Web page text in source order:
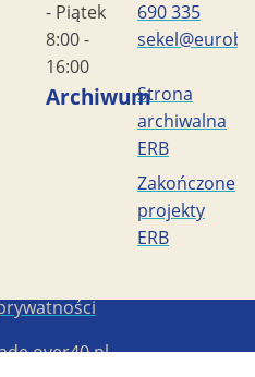
- Piątek
8:00 -
16:00
690 335
ArchiwumStrona
archiwalna
ERB
Zakończone
projekty
ERB
over40.pl